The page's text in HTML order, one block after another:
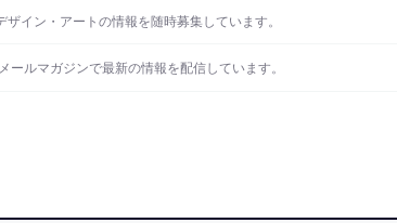
ザイン・アートの情報を随時募集しています。
メールマガジンで最新の情報を配信しています。